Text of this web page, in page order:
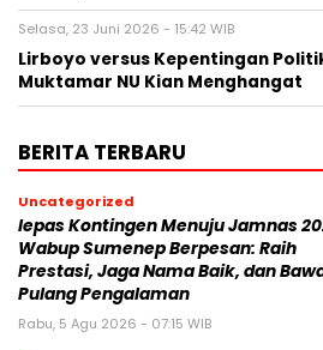
Selasa, 23 Juni 2026 - 15:42 WIB
Lirboyo versus Kepentingan
Muktamar NU Kian Menghangat
BERITA TERBARU
Uncategorized
lepas Kontingen Menuju Jamnas
Wabup Sumenep Berpesan: Raih
Prestasi, Jaga Nama Baik, dan
Pulang Pengalaman
Rabu, 5 Agu 2026 - 07:15 WIB